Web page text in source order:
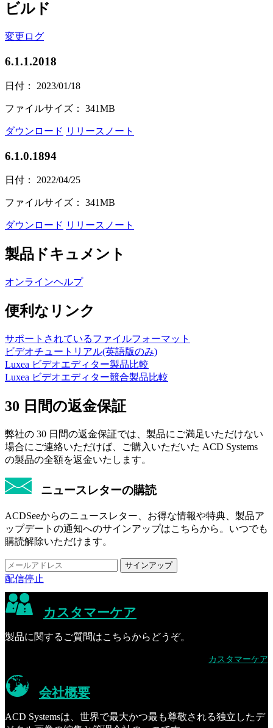
ビルド
変更ログ
6.1.1.2018
日付： 2023/01/18
ファイルサイズ： 341MB
ダウンロード リリースノート
6.1.0.1894
日付： 2022/04/25
ファイルサイズ： 341MB
ダウンロード リリースノート
製品ドキュメント
オンラインヘルプ
便利なリンク
サポートされているファイルフォーマット
ビデオチュートリアル(英語版のみ)
Luxea ビデオエディター製品比較
Luxea ビデオエディター競合製品比較
30 日間の返金保証
弊社の 30 日間の返金保証では、製品にご満足いただけない
場合にご連絡いただけば、ご購入いただいた ACD Systems
の製品の全額を返金いたします。
ニュースレターの購読
ACDSeeからのニュースレター、お得な情報や特典、製品ア
ップデートの通知へのサインアップはこちらから。いつでも
購読解除いただけます。
配信停止
カスタマーケア
製品に関するご質問はこちらからどうぞ。
カスタマーケア
会社概要
ACD Systemsは、世界で最大かつ最も尊敬される独立したデ